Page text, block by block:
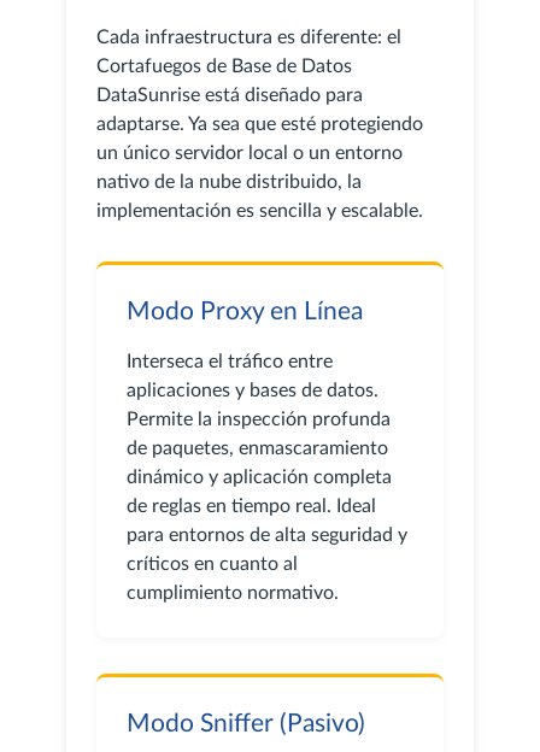
Cada infraestructura es diferente: el
Cortafuegos de Base de Datos
DataSunrise está diseñado para
adaptarse. Ya sea que esté protegiendo
un único servidor local o un entorno
nativo de la nube distribuido, la
implementación es sencilla y escalable.
Modo Proxy en Línea
Interseca el tráfico entre
aplicaciones y bases de datos.
Permite la inspección profunda
de paquetes, enmascaramiento
dinámico y aplicación completa
de reglas en tiempo real. Ideal
para entornos de alta seguridad y
críticos en cuanto al
cumplimiento normativo.
Modo Sniffer (Pasivo)